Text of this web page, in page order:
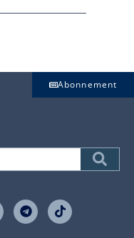
Abonnement